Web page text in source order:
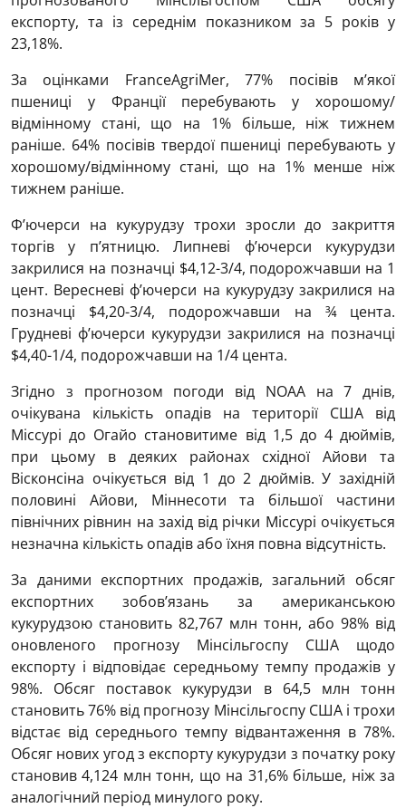
експорту, та із середнім показником за 5 років у
23,18%.
За оцінками FranceAgriMer, 77% посівів м’якої
пшениці у Франції перебувають у хорошому/
відмінному стані, що на 1% більше, ніж тижнем
раніше. 64% посівів твердої пшениці перебувають у
хорошому/відмінному стані, що на 1% менше ніж
тижнем раніше.
Ф’ючерси на кукурудзу трохи зросли до закриття
торгів у п’ятницю. Липневі ф’ючерси кукурудзи
закрилися на позначці $4,12-3/4, подорожчавши на 1
цент. Вересневі ф’ючерси на кукурудзу закрилися на
позначці $4,20-3/4, подорожчавши на ¾ цента.
Грудневі ф’ючерси кукурудзи закрилися на позначці
$4,40-1/4, подорожчавши на 1/4 цента.
Згідно з прогнозом погоди від NOAA на 7 днів,
очікувана кількість опадів на території США від
Міссурі до Огайо становитиме від 1,5 до 4 дюймів,
при цьому в деяких районах східної Айови та
Вісконсіна очікується від 1 до 2 дюймів. У західній
половині Айови, Міннесоти та більшої частини
північних рівнин на захід від річки Міссурі очікується
незначна кількість опадів або їхня повна відсутність.
За даними експортних продажів, загальний обсяг
експортних зобов’язань за американською
кукурудзою становить 82,767 млн ​​тонн, або 98% від
оновленого прогнозу Мінсільгоспу США щодо
експорту і відповідає середньому темпу продажів у
98%. Обсяг поставок кукурудзи в 64,5 млн тонн
становить 76% від прогнозу Мінсільгоспу США і трохи
відстає від середнього темпу відвантаження в 78%.
Обсяг нових угод з експорту кукурудзи з початку року
становив 4,124 млн тонн, що на 31,6% більше, ніж за
аналогічний період минулого року.